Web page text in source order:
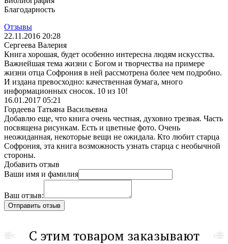
Благодарность
Отзывы
22.11.2016 20:28
Сергеева Валерия
Книга хорошая, будет особенно интересна людям искусства.
Важнейшая тема жизни с Богом и творчества на примере
жизни отца Софрония в ней рассмотрена более чем подробно.
И издана превосходно: качественная бумага, много
информационных сносок. 10 из 10!
16.01.2017 05:21
Гордеева Татьяна Васильевна
Добавлю еще, что книга очень честная, духовно трезвая. Часть
посвящена рисункам. Есть и цветные фото. Очень
неожиданная, некоторые вещи не ожидала. Кто любит старца
Софрония, эта книга возможность узнать старца с необычной
стороны.
Добавить отзыв
Ваши имя и фамилия
Ваш отзыв:
С этим товаром заказывают